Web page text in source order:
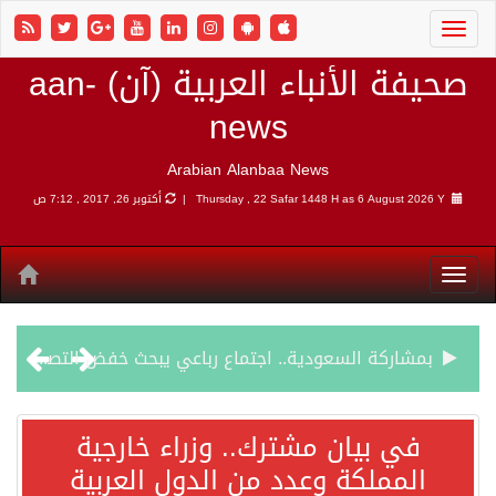
صحيفة الأنباء العربية (آن) aan-
news
Arabian Alanbaa News
Thursday , 22 Safar 1448 H as6 August 2026 Y | أكتوبر 26, 2017 , 7:12 ص
بمشاركة السعودية.. اجتماع رباعي يبحث خفض التصعيد ومعالجة التحديات الأمنية الراهنة
وزير الخارجية السعودي: جميع إجراءات إسرائيل الأحادية في أراضي فلسطين باطلة
في بيان مشترك.. وزراء خارجية
المملكة وعدد من الدول العربية